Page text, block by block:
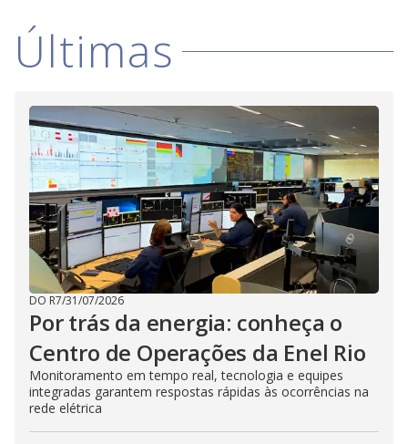
Últimas
DO R7/31/07/2026
Por trás da energia: conheça o
Centro de Operações da Enel Rio
Monitoramento em tempo real, tecnologia e equipes
integradas garantem respostas rápidas às ocorrências na
rede elétrica